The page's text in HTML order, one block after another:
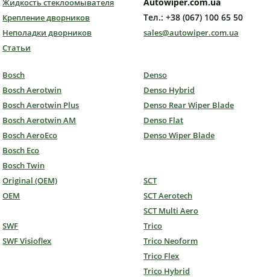
Жидкость стеклоомывателя
Крепление дворников
Неполадки дворников
Статьи
Тел.: +38 (067) 100 65 50
sales@autowiper.com.ua
Bosch
Bosch Aerotwin
Bosch Aerotwin Plus
Bosch Aerotwin AM
Bosch AeroEco
Bosch Eco
Bosch Twin
Denso
Denso Hybrid
Denso Rear Wiper Blade
Denso Flat
Denso Wiper Blade
Original (OEM)
OEM
SCT
SCT Aerotech
SCT Multi Aero
SWF
SWF Visioflex
Trico
Trico Neoform
Trico Flex
Trico Hybrid